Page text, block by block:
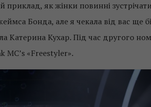
як жінки повинні
Бонда, але я чекала від вас ще
Катерина Кухар. Під час другого
MC’s «Freestyler».